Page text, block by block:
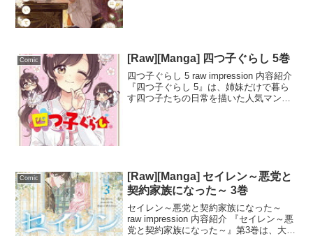
Comic [Raw][Manga] 四つ子ぐらし 5巻
四つ子ぐらし 5 raw impression 内容紹介
『四つ子ぐらし 5』は、姉妹だけで暮ら
す四つ子たちの日常を描いた人気マンガ
Comic
[Raw][Manga] セイレン～悪党と
契約家族になった～ 3巻
セイレン～悪党と契約家族になった～
raw impression 内容紹介 『セイレン～悪
党と契約家族になった～』第3巻は、大公